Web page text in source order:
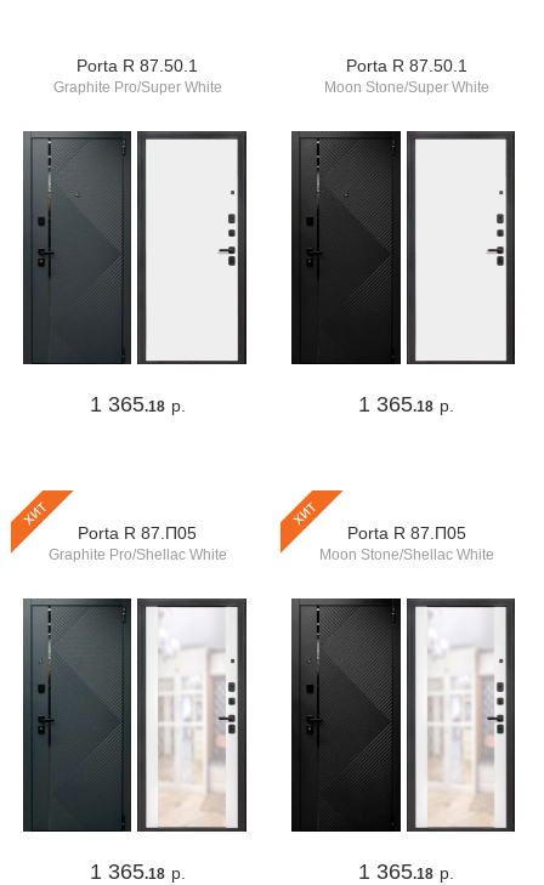
Porta R 87.50.1
Graphite Pro/Super White
1 365.18 р.
Porta R 87.50.1
Moon Stone/Super White
1 365.18 р.
хит
Porta R 87.П05
Graphite Pro/Shellac White
1 365.18 р.
хит
Porta R 87.П05
Moon Stone/Shellac White
1 365.18 р.